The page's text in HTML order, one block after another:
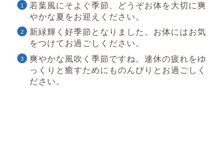
若葉風にそよぐ季節、どうぞお体を大切に爽
やかな夏をお迎えください。
新緑輝く好季節となりました。お体にはお気
をつけてお過ごしください。
爽やかな風吹く季節ですね。連休の疲れをゆ
っくりと癒すためにものんびりとお過ごしく
ださい。